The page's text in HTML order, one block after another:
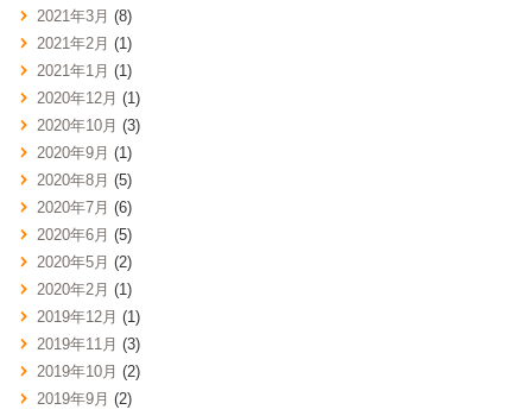
2021年3月 (8)
2021年2月 (1)
2021年1月 (1)
2020年12月 (1)
2020年10月 (3)
2020年9月 (1)
2020年8月 (5)
2020年7月 (6)
2020年6月 (5)
2020年5月 (2)
2020年2月 (1)
2019年12月 (1)
2019年11月 (3)
2019年10月 (2)
2019年9月 (2)